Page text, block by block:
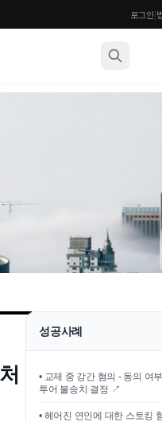
로그인|
법
법
뉴
성공사례
• 교제 중 강간 혐의 - 동의 여
투어 불송치 결정 ↗
• 헤어진 연인에 대한 스토킹